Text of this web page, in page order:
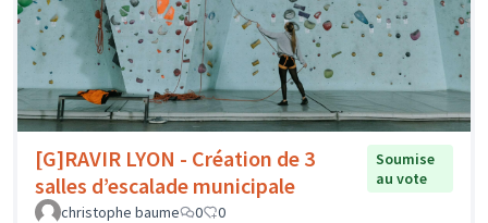
[G]RAVIR LYON - Création de 3
salles d’escalade municipale
Soumise
au vote
christophe baume
0 0